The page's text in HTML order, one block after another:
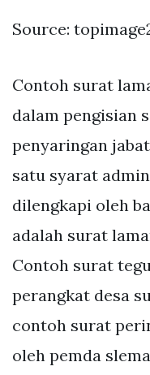
Source:
Contoh surat
dalam pengisian
penyaringan
satu syarat
dilengkapi oleh
adalah surat
Contoh surat
perangkat desa
contoh surat
oleh pemda